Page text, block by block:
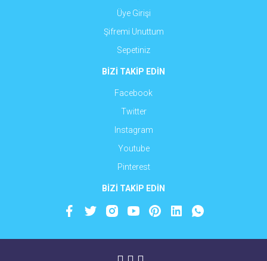
Üye Girişi
Şifremi Unuttum
Sepetiniz
BİZİ TAKİP EDİN
Facebook
Twitter
Instagram
Youtube
Pinterest
BİZİ TAKİP EDİN